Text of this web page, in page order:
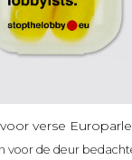
verse
voor de deur